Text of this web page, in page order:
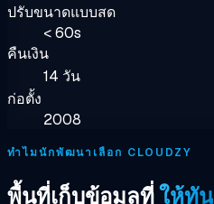
ปรับขนาดแบบสด
< 60s
คืนเงิน
14 วัน
ก่อตั้ง
2008
ทำไมนักพัฒนาเลือก CLOUDZY
พื้นที่เก็บข้อมูลที่ให้ทัน